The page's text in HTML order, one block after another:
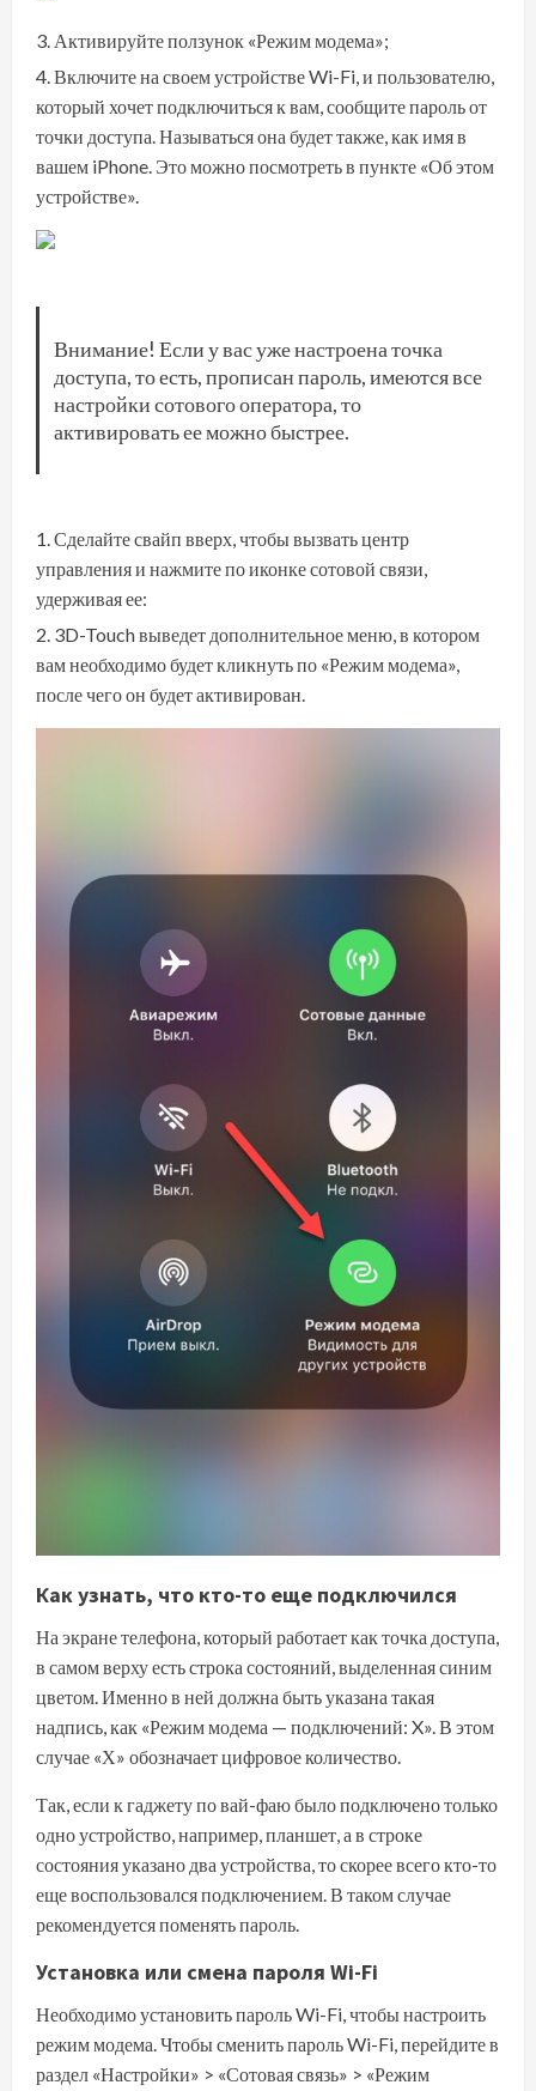
Активируйте ползунок «Режим модема»;
Включите на своем устройстве Wi-Fi, и пользователю,
который хочет подключиться к вам, сообщите пароль от
точки доступа. Называться она будет также, как имя в
вашем iPhone. Это можно посмотреть в пункте «Об этом
устройстве».
Внимание! Если у вас уже настроена точка
доступа, то есть, прописан пароль, имеются все
настройки сотового оператора, то
активировать ее можно быстрее.
Сделайте свайп вверх, чтобы вызвать центр
управления и нажмите по иконке сотовой связи,
удерживая ее:
3D-Touch выведет дополнительное меню, в котором
вам необходимо будет кликнуть по «Режим модема»,
после чего он будет активирован.
Как узнать, что кто-то еще подключился
На экране телефона, который работает как точка доступа,
в самом верху есть строка состояний, выделенная синим
цветом. Именно в ней должна быть указана такая
надпись, как «Режим модема — подключений: X». В этом
случае «Х» обозначает цифровое количество.
Так, если к гаджету по вай-фаю было подключено только
одно устройство, например, планшет, а в строке
состояния указано два устройства, то скорее всего кто-то
еще воспользовался подключением. В таком случае
рекомендуется поменять пароль.
Установка или смена пароля Wi-Fi
Необходимо установить пароль Wi-Fi, чтобы настроить
режим модема. Чтобы сменить пароль Wi-Fi, перейдите в
раздел «Настройки» > «Сотовая связь» > «Режим